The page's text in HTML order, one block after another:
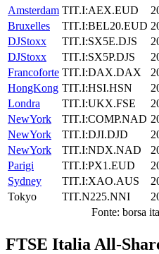
Amsterdam TIT.I:AEX.EUD
Bruxelles
TIT.I:BEL20.EUD
DJStoxx
TIT.I:SX5E.DJS
DJStoxx
TIT.I:SX5P.DJS
Francoforte TIT.I:DAX.DAX
HongKong TIT.I:HSI.HSN
Londra
TIT.I:UKX.FSE
NewYork
TIT.I:COMP.NAD
NewYork
TIT.I:DJI.DJD
NewYork
TIT.I:NDX.NAD
Parigi
TIT.I:PX1.EUD
Sydney
TIT.I:XAO.AUS
Tokyo
TIT.N225.NNI
Fonte: borsa
FTSE Italia All-